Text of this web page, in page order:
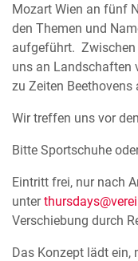
Mozart Wien an fünf
den Themen und
aufgeführt. Zwischen
uns an Landschaften
zu Zeiten Beethovens
Wir treffen uns vor
Bitte Sportschuhe
Eintritt frei, nur nach
unter
Verschiebung durch
Das Konzept lädt